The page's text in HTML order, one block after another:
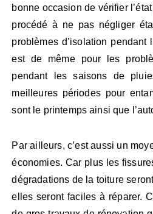
bonne occasion de vérifier
procédé à ne pas négliger
problèmes d’isolation
est de même pour les
pendant les saisons de
meilleures périodes pour
sont le printemps ainsi que
Par ailleurs, c’est aussi un
économies. Car plus les
dégradations de la toiture
elles seront faciles à réparer.